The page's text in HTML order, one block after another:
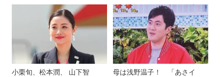
小栗旬、松本潤、 山下智
母は浅野温子！ 「あさイ